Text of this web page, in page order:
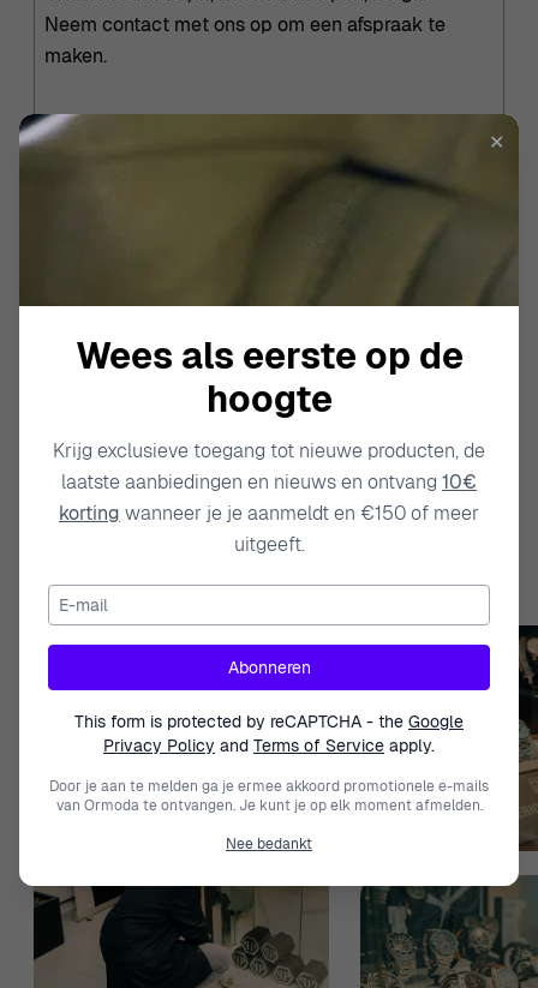
Neem contact met ons op om een afspraak te
maken.
Send
✕
Wees als eerste op de
hoogte
Krijg exclusieve toegang tot nieuwe producten, de
laatste aanbiedingen en nieuws en ontvang 10€
korting wanneer je je aanmeldt en €150 of meer
uitgeeft.
E-mail
Abonneren
This form is protected by reCAPTCHA - the Google
Privacy Policy and Terms of Service apply.
Door je aan te melden ga je ermee akkoord promotionele e-mails
van Ormoda te ontvangen. Je kunt je op elk moment afmelden.
Nee bedankt